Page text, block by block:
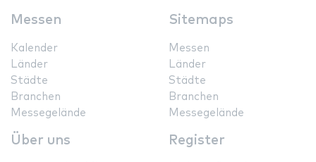
Messen
Kalender
Länder
Städte
Branchen
Messegelände
Sitemaps
Messen
Länder
Städte
Branchen
Messegelände
Über uns Register